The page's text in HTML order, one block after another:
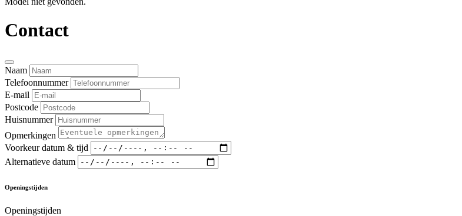
Contact
Naam
Telefoonnummer
E-mail
Postcode
Huisnummer
Opmerkingen
Voorkeur datum & tijd
Alternatieve datum
Openingstijden
Openingstijden